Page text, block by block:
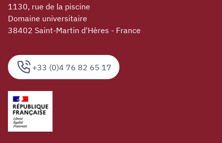
+33 (0)4 76 82 65 17
1130, rue de la piscine
Domaine universitaire
38402 Saint-Martin d'Hères - France